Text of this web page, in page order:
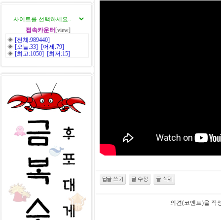
접속카운터 [view]
◈ [전체:989440]
◈ [오늘:33] [어제:79]
◈ [최고:1050] [최저:15]
의견(코멘트)을 작